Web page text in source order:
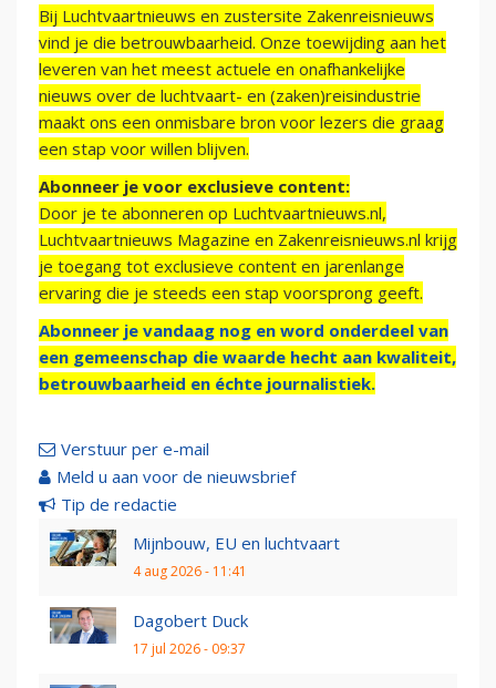
Bij Luchtvaartnieuws en zustersite Zakenreisnieuws
vind je die betrouwbaarheid. Onze toewijding aan het
leveren van het meest actuele en onafhankelijke
nieuws over de luchtvaart- en (zaken)reisindustrie
maakt ons een onmisbare bron voor lezers die graag
een stap voor willen blijven.
Abonneer je voor exclusieve content:
Door je te abonneren op Luchtvaartnieuws.nl,
Luchtvaartnieuws Magazine en Zakenreisnieuws.nl krijg
je toegang tot exclusieve content en jarenlange
ervaring die je steeds een stap voorsprong geeft.
Abonneer je vandaag nog en word onderdeel van
een gemeenschap die waarde hecht aan kwaliteit,
betrouwbaarheid en échte journalistiek.
Verstuur per e-mail
Meld u aan voor de nieuwsbrief
Tip de redactie
Mijnbouw, EU en luchtvaart
4 aug 2026 - 11:41
Dagobert Duck
17 jul 2026 - 09:37